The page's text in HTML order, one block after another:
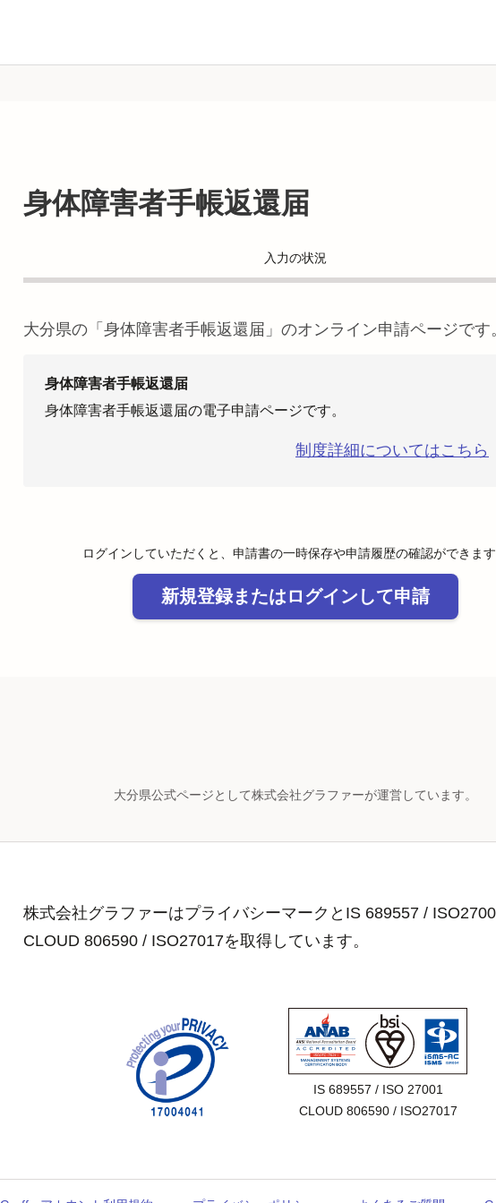
身体障害者手帳返還届
入力の状況
大分県の「 身体障害者手帳返還届 」のオンライン申請ページです
身体障害者手帳返還届
身体障害者手帳返還届の電子申請ページです。
制度詳細についてはこちら
ログインしていただくと、申請書の一時保存や申請履歴の確認ができま
新規登録またはログインして申請
大分県公式ページとして株式会社グラファーが運営しています。
株式会社グラファーはプライバシーマークとIS 689557 /
CLOUD 806590 / ISO27017を取得しています。
IS 689557 / ISO 27001
CLOUD 806590 / ISO27017